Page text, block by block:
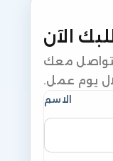
الآن
معك
يوم عمل.
الاسم